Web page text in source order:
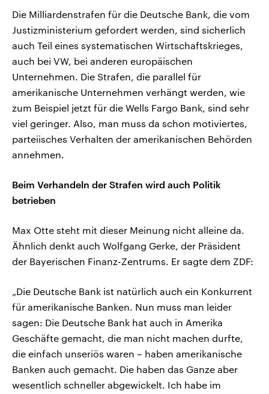
Die Milliardenstrafen für die Deutsche Bank, die vom
Justizministerium gefordert werden, sind sicherlich
auch Teil eines systematischen Wirtschaftskrieges,
auch bei VW, bei anderen europäischen
Unternehmen. Die Strafen, die parallel für
amerikanische Unternehmen verhängt werden, wie
zum Beispiel jetzt für die Wells Fargo Bank, sind sehr
viel geringer. Also, man muss da schon motiviertes,
parteiisches Verhalten der amerikanischen Behörden
annehmen.
Beim Verhandeln der Strafen wird auch Politik
betrieben
Max Otte steht mit dieser Meinung nicht alleine da.
Ähnlich denkt auch Wolfgang Gerke, der Präsident
der Bayerischen Finanz-Zentrums. Er sagte dem ZDF:
„Die Deutsche Bank ist natürlich auch ein Konkurrent
für amerikanische Banken. Nun muss man leider
sagen: Die Deutsche Bank hat auch in Amerika
Geschäfte gemacht, die man nicht machen durfte,
die einfach unseriös waren – haben amerikanische
Banken auch gemacht. Die haben das Ganze aber
wesentlich schneller abgewickelt. Ich habe im